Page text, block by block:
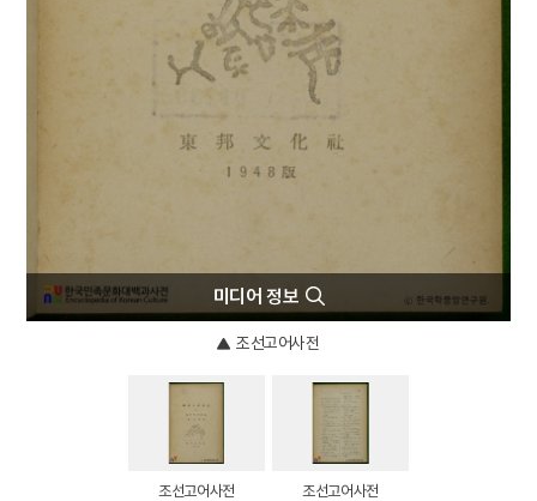
도당굿
미디어 정보
조선고어사전
조선고어사전 조선고어사전